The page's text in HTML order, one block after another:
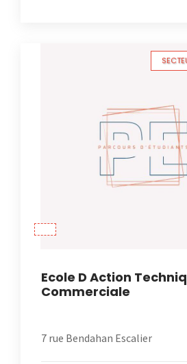
Ecole D Action
Commerciale
7 rue Bendahan Escalier